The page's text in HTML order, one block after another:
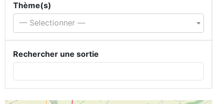
Thème(s)
— Selectionner —
Rechercher une sortie